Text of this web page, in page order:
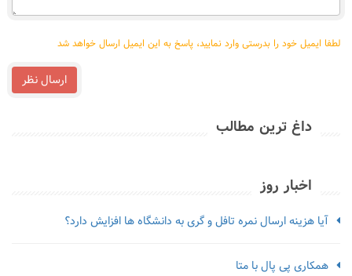
لطفا ایمیل خود را بدرستی وارد نمایید، پاسخ به این ایمیل ارسال خواهد شد
ارسال نظر
داغ ترین مطالب
اخبار روز
آیا هزینه ارسال نمره تافل و گری به دانشگاه ها افزایش دارد؟
همکاری پی پال با متا